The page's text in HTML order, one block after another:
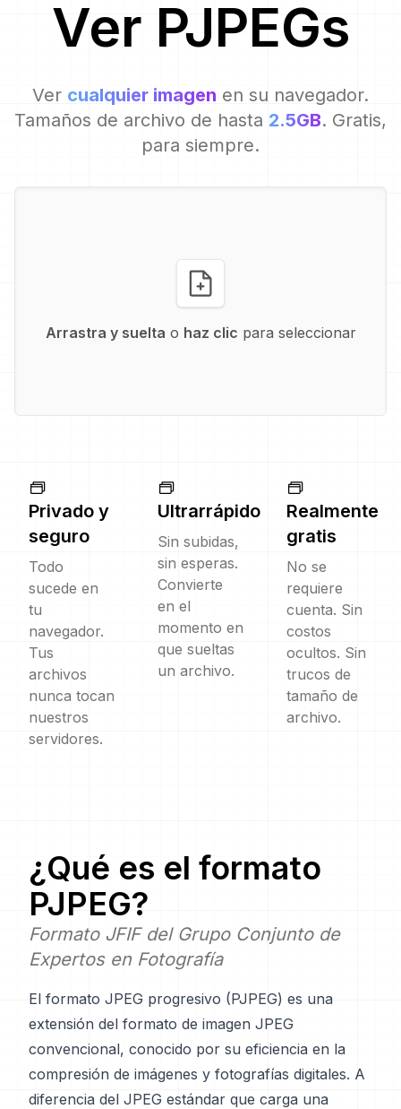
Ver PJPEGs
Ver cualquier imagen en su navegador.
Tamaños de archivo de hasta 2.5GB. Gratis,
para siempre.
Arrastra y suelta o haz clic para seleccionar
Privado y
seguro
Todo
sucede en
tu
navegador.
Tus
archivos
nunca tocan
nuestros
servidores.
Ultrarrápido
Sin subidas,
sin esperas.
Convierte
en el
momento en
que sueltas
un archivo.
Realmente
gratis
No se
requiere
cuenta. Sin
costos
ocultos. Sin
trucos de
tamaño de
archivo.
¿Qué es el formato
PJPEG?
Formato JFIF del Grupo Conjunto de
Expertos en Fotografía
El formato JPEG progresivo (PJPEG) es una
extensión del formato de imagen JPEG
convencional, conocido por su eficiencia en la
compresión de imágenes y fotografías digitales. A
diferencia del JPEG estándar que carga una